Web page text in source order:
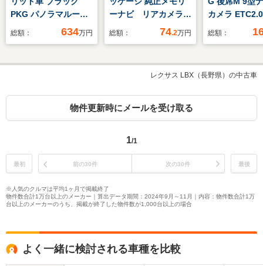
PKG パノラマルーフ
全方位カメラ 純正
ラックスシート 駐車
充電 パワーゲート シ
総額： 634万円
ーナビ リアカメラ
総額： 74.2万円
カメラ
総額：
レクサス LBX（長野県）の中古車
物件更新時にメールを受け取る
1/1
最初 前の30件 次の30件 最後
※人気のクルマは平均1ヶ月で掲載終了
物件数合計1万台以上のメーカー｜算出データ期間：2024年9月～11月｜内容：物件数合計1万
台以上のメーカーのうち、掲載が終了した物件数が1,000台以上の場合
よく一緒に検討される車種を比較